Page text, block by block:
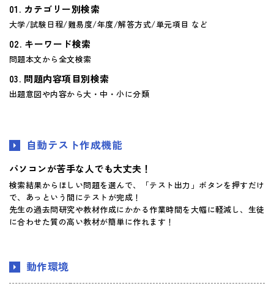
カテゴリー別検索
大学/試験日程/難易度/年度/解答方式/単元項目 など
キーワード検索
問題本文から全文検索
問題内容項目別検索
出題意図や内容から大・中・小に分類
自動テスト作成機能
パソコンが苦手な人でも大丈夫！
検索結果からほしい問題を選んで、「テスト出力」ボタンを押すだけ
で、あっという間にテストが完成！
先生の過去問研究や教材作成にかかる作業時間を大幅に軽減し、生徒
に合わせた質の高い教材が簡単に作れます！
動作環境